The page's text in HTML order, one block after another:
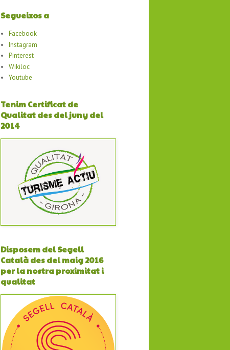
Segueixos a
Facebook
Instagram
Pinterest
Wikiloc
Youtube
Tenim Certificat de
Qualitat des del juny del
2014
Disposem del Segell
Català des del maig 2016
per la nostra proximitat i
qualitat